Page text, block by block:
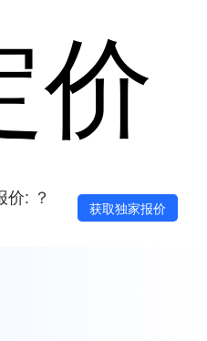
价
: ？
获取独家报价